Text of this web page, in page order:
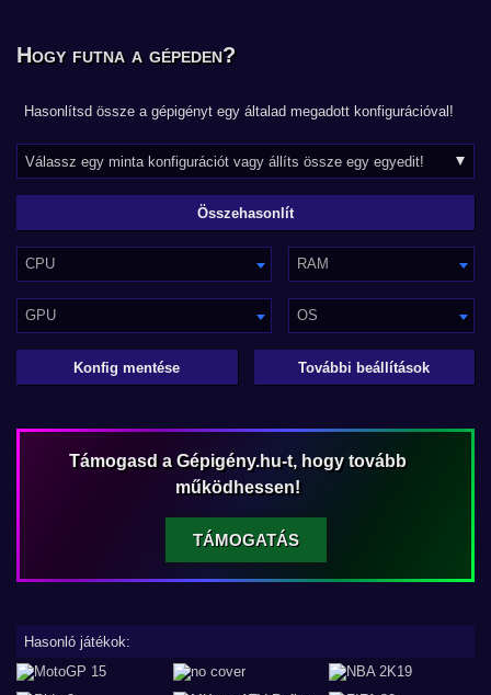
Hogy futna a gépeden?
Hasonlítsd össze a gépigényt egy általad megadott konfigurációval!
CPU RAM
GPU OS
Konfig mentése További beállítások
Támogasd a Gépigény.hu-t, hogy tovább
működhessen!
TÁMOGATÁS
Hasonló játékok: